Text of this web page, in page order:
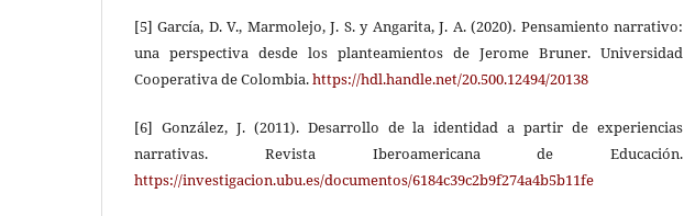
[5] García, D. V., Marmolejo, J. S. y Angarita, J. A. (2020). Pensamiento narrativo:
una perspectiva desde los planteamientos de Jerome Bruner. Universidad
Cooperativa de Colombia.https://hdl.handle.net/20.500.12494/20138
[6] González, J. (2011). Desarrollo de la identidad a partir de experiencias
narrativas. Revista Iberoamericana de Educación.
https://investigacion.ubu.es/documentos/6184c39c2b9f274a4b5b11fe